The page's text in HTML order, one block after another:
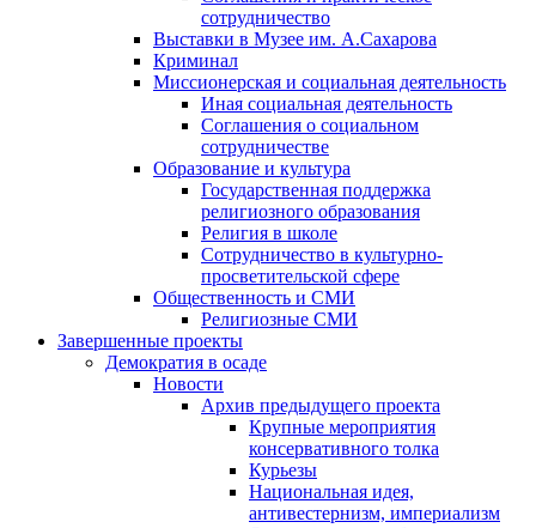
сотрудничество
Выставки в Музее им. А.Сахарова
Криминал
Миссионерская и социальная деятельность
Иная социальная деятельность
Соглашения о социальном
сотрудничестве
Образование и культура
Государственная поддержка
религиозного образования
Религия в школе
Сотрудничество в культурно-
просветительской сфере
Общественность и СМИ
Религиозные СМИ
Завершенные проекты
Демократия в осаде
Новости
Архив предыдущего проекта
Крупные мероприятия
консервативного толка
Курьезы
Национальная идея,
антивестернизм, империализм